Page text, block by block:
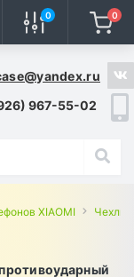
0 0
967-55-02
XIAOMI Чехлы